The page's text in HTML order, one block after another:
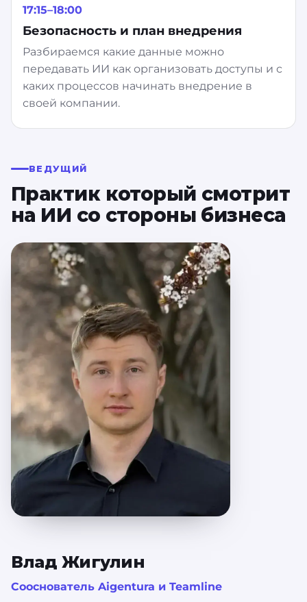
17:15–18:00
Безопасность и план внедрения
Разбираемся какие данные можно
передавать ИИ как организовать доступы и с
каких процессов начинать внедрение в
своей компании.
ВЕДУЩИЙ
Практик который смотрит
на ИИ со стороны бизнеса
Влад Жигулин
Сооснователь Aigentura и Teamline